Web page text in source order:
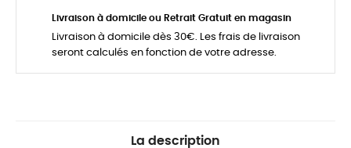
Livraison à domicile ou Retrait Gratuit en magasin
Livraison à domicile dès 30€. Les frais de livraison
seront calculés en fonction de votre adresse.
La description